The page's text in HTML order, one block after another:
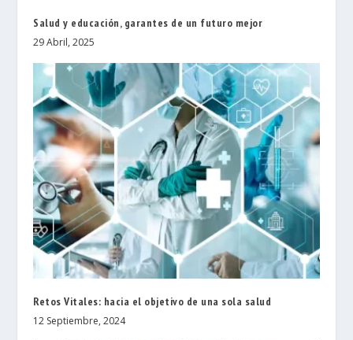
Salud y educación, garantes de un futuro mejor
29 Abril, 2025
Retos Vitales: hacia el objetivo de una sola salud
12 Septiembre, 2024